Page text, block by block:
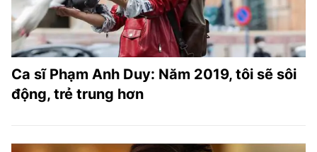
Ca sĩ Phạm Anh Duy: Năm 2019, tôi sẽ sôi
động, trẻ trung hơn